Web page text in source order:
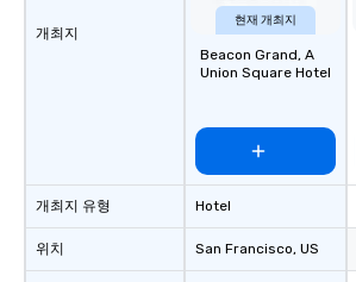
개최지
개최지 유형
위치
현재 개최지
Beacon Grand, A
Union Square Hotel
Hotel
San Francisco, US